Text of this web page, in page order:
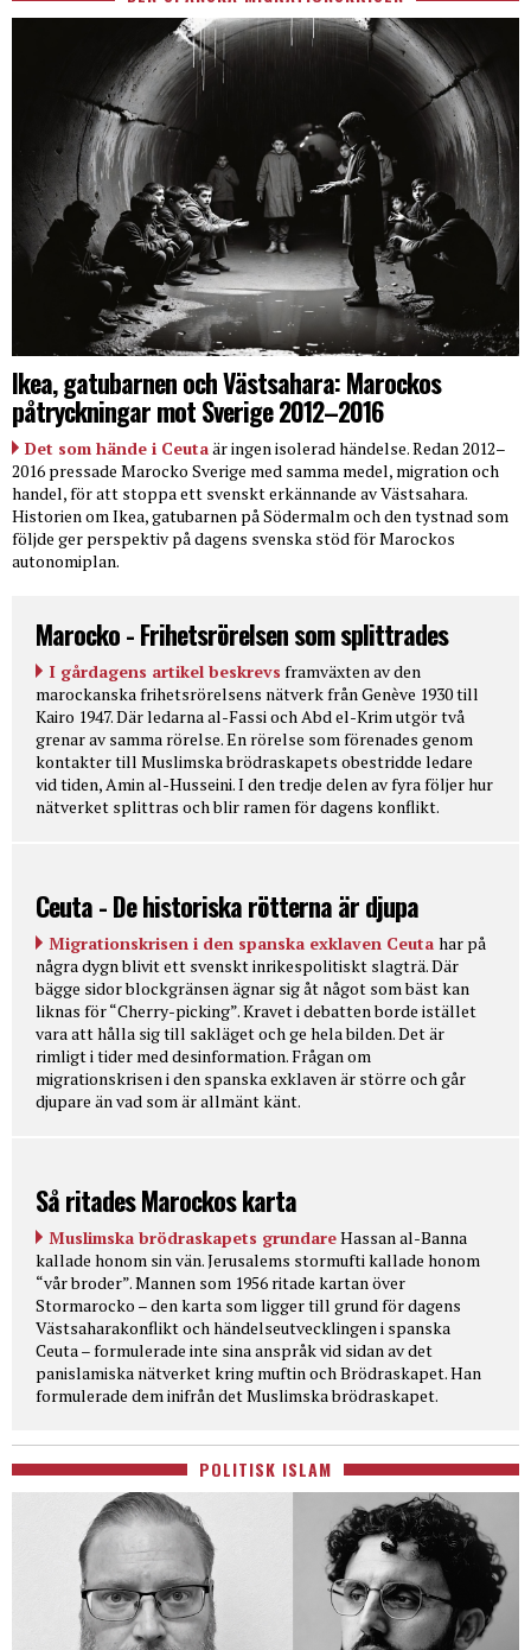
Ikea, gatubarnen och Västsahara: Marockos
påtryckningar mot Sverige 2012–2016
Det som hände i Ceutaär ingen isolerad händelse. Redan 2012–
2016 pressade Marocko Sverige med samma medel, migration och
handel, för att stoppa ett svenskt erkännande av Västsahara.
Historien om Ikea, gatubarnen på Södermalm och den tystnad som
följde ger perspektiv på dagens svenska stöd för Marockos
autonomiplan.
Marocko - Frihetsrörelsen som splittrades
I gårdagens artikel beskrevs framväxten av den
marockanska frihetsrörelsens nätverk från Genève 1930 till
Kairo 1947. Där ledarna al-Fassi och Abd el-Krim utgör två
grenar av samma rörelse. En rörelse som förenades genom
kontakter till Muslimska brödraskapets obestridde ledare
vid tiden, Amin al-Husseini. I den tredje delen av fyra följer hur
nätverket splittras och blir ramen för dagens konflikt.
Ceuta - De historiska rötterna är djupa
Migrationskrisen i den spanska exklaven Ceuta har på
några dygn blivit ett svenskt inrikespolitiskt slagträ. Där
bägge sidor blockgränsen ägnar sig åt något som bäst kan
liknas för “Cherry-picking”. Kravet i debatten borde istället
vara att hålla sig till sakläget och ge hela bilden. Det är
rimligt i tider med desinformation. Frågan om
migrationskrisen i den spanska exklaven är större och går
djupare än vad som är allmänt känt.
Så ritades Marockos karta
Muslimska brödraskapets grundareHassan al-Banna
kallade honom sin vän. Jerusalems stormufti kallade honom
“vår broder”. Mannen som 1956 ritade kartan över
Stormarocko – den karta som ligger till grund för dagens
Västsaharakonflikt och händelseutvecklingen i spanska
Ceuta – formulerade inte sina anspråk vid sidan av det
panislamiska nätverket kring muftin och Brödraskapet. Han
formulerade dem inifrån det Muslimska brödraskapet.
POLITISK ISLAM